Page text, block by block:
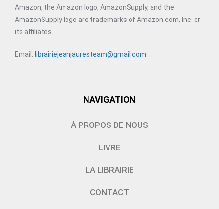
Amazon, the Amazon logo, AmazonSupply, and the
AmazonSupply logo are trademarks of Amazon.com, Inc. or
its affiliates.
Email: librairiejeanjauresteam@gmail.com
NAVIGATION
À PROPOS DE NOUS
LIVRE
LA LIBRAIRIE
CONTACT